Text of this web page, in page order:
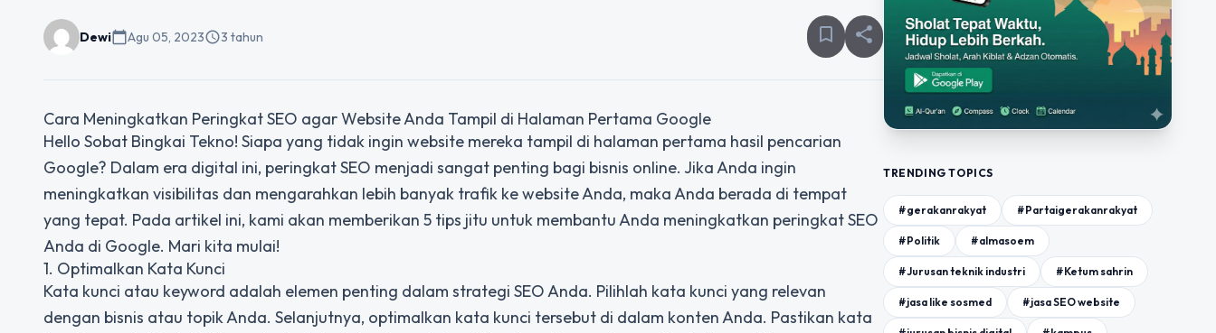
Dewicalendar_todayAgu 05, 2023schedule3 tahun bookmark_border share
Cara Meningkatkan Peringkat SEO agar Website Anda Tampil di Halaman Pertama Google
Hello Sobat Bingkai Tekno! Siapa yang tidak ingin website mereka tampil di halaman pertama hasil pencarian
Google? Dalam era digital ini, peringkat SEO menjadi sangat penting bagi bisnis online. Jika Anda ingin
meningkatkan visibilitas dan mengarahkan lebih banyak trafik ke website Anda, maka Anda berada di tempat
yang tepat. Pada artikel ini, kami akan memberikan 5 tips jitu untuk membantu Anda meningkatkan peringkat SEO
Anda di Google. Mari kita mulai!
1. Optimalkan Kata Kunci
Kata kunci atau keyword adalah elemen penting dalam strategi SEO Anda. Pilihlah kata kunci yang relevan
dengan bisnis atau topik Anda. Selanjutnya, optimalkan kata kunci tersebut di dalam konten Anda. Pastikan kata
TRENDING TOPICS
#gerakanrakyat #Partaigerakanrakyat
#Politik #almasoem
#Jurusan teknik industri #Ketum sahrin
#jasa like sosmed #jasa SEO website